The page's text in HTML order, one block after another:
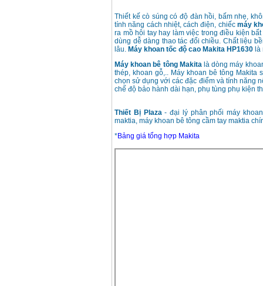
Thiết kế cò súng có độ đàn hồi, bấm nhẹ,
tính năng cách nhiệt, cách điện, chiếc máy
ra mồ hôi tay hay làm việc trong điều kiện
dùng dễ dàng thao tác đổi chiều. Chất liệu
lâu. Máy khoan tốc độ cao Makita HP1630
Máy khoan bê tông Makitalà dòng máy
thép, khoan gỗ,.. Máy khoan bê tông
chọn sử dụng với các đặc điểm và tính năng
chế độ bảo hành dài hạn, phụ tùng phụ kiện
Thiết Bị Plaza- đại lý phân phối máy
maktia, máy khoan bê tông cầm tay maktia
*Bảng giá tổng hợp Makita